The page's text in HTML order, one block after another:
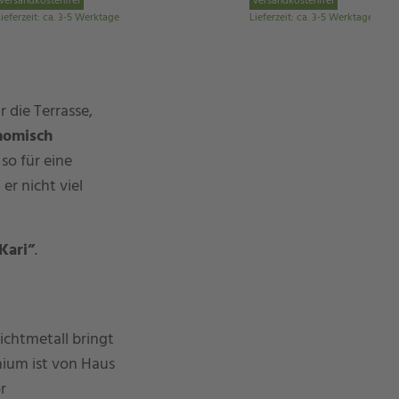
: ca. 3-5 Werktage
Lieferzeit: ca. 3-5 Werktage
Terrasse,
für eine
nicht viel
.
bringt
ist von Haus